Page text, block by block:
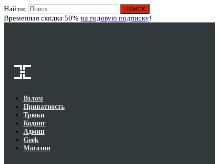
Найти:
Временная скидка 50% на годовую подписку!
Взлом
Приватность
Трюки
Кодинг
Админ
Geek
Магазин